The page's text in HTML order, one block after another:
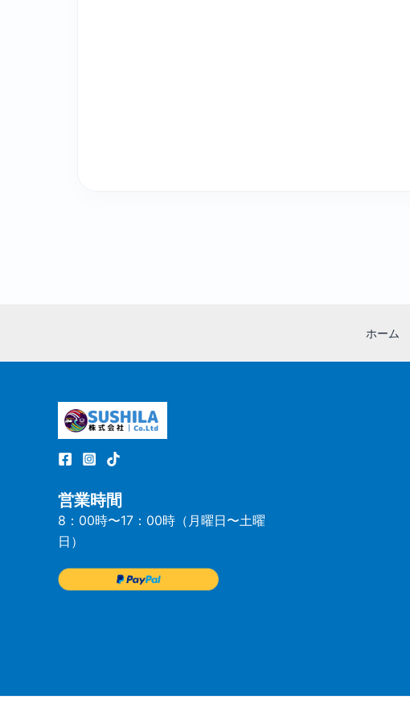
ホーム
営業時間
8：00時〜17：00時（月曜日〜土曜
日）